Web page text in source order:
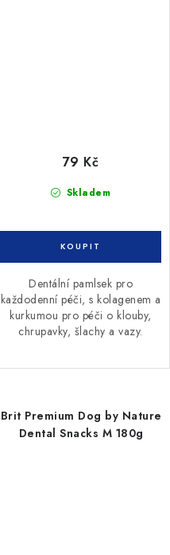
Skladem
79 Kč
Dentální pamlsek pro
každodenní péči, s kolagenem a
kurkumou pro péči o klouby,
chrupavky, šlachy a vazy.
Brit Premium Dog by Nature
Dental Snacks M 180g